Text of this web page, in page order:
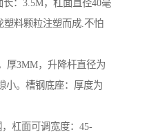
：3.5M，杠面直径40毫
塑料颗粒注塑而成.不怕
厚3MM，升降杆直径为
小。槽钢底座：厚度为
杠面可调宽度：45-